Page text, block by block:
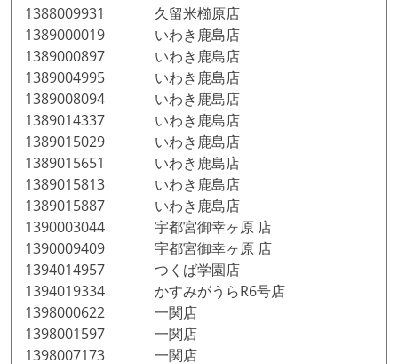
1388009931 久留米櫛原店
1389000019 いわき鹿島店
1389000897 いわき鹿島店
1389004995 いわき鹿島店
1389008094 いわき鹿島店
1389014337 いわき鹿島店
1389015029 いわき鹿島店
1389015651 いわき鹿島店
1389015813 いわき鹿島店
1389015887 いわき鹿島店
1390003044 宇都宮御幸ヶ原 店
1390009409 宇都宮御幸ヶ原 店
1394014957 つくば学園店
1394019334 かすみがうらR6号店
1398000622 一関店
1398001597 一関店
1398007173 一関店